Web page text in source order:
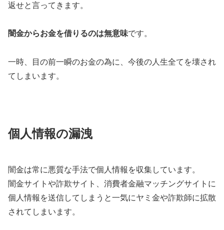
返せと言ってきます。
闇金からお金を借りるのは無意味です。
一時、目の前一瞬のお金の為に、今後の人生全てを壊され
てしまいます。
個人情報の漏洩
闇金は常に悪質な手法で個人情報を収集しています。
闇金サイトや詐欺サイト、消費者金融マッチングサイトに
個人情報を送信してしまうと一気にヤミ金や詐欺師に拡散
されてしまいます。